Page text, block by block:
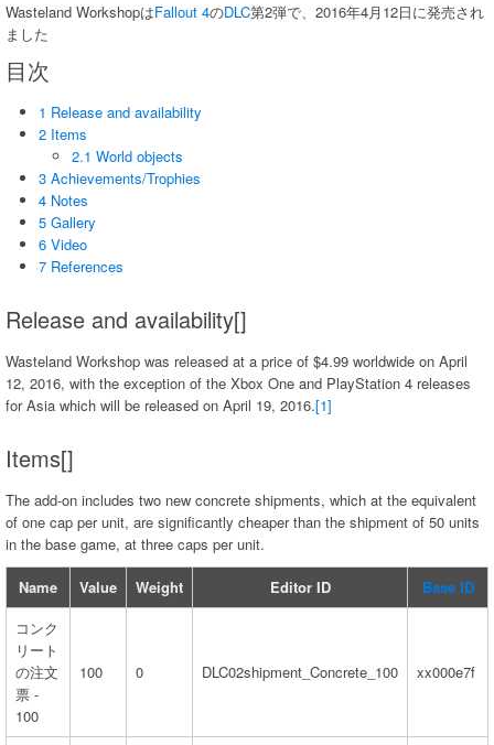
Wasteland WorkshopはFallout 4のDLC第2弾で、2016年4月12日に発売され
ました
目次
1 Release and availability
2 Items
2.1 World objects
3 Achievements/Trophies
4 Notes
5 Gallery
6 Video
7 References
Release and availability[]
Wasteland Workshop was released at a price of $4.99 worldwide on April
12, 2016, with the exception of the Xbox One and PlayStation 4 releases
for Asia which will be released on April 19, 2016.[1]
Items[]
The add-on includes two new concrete shipments, which at the equivalent
of one cap per unit, are significantly cheaper than the shipment of 50 units
in the base game, at three caps per unit.
Name Value Weight Editor ID
Base ID
コンク
リート
の注文
票 -
100
100 0 DLC02shipment_Concrete_100 xx000e7f